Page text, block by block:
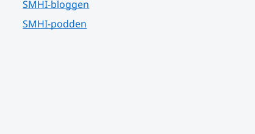
SMHI-bloggen
SMHI-podden